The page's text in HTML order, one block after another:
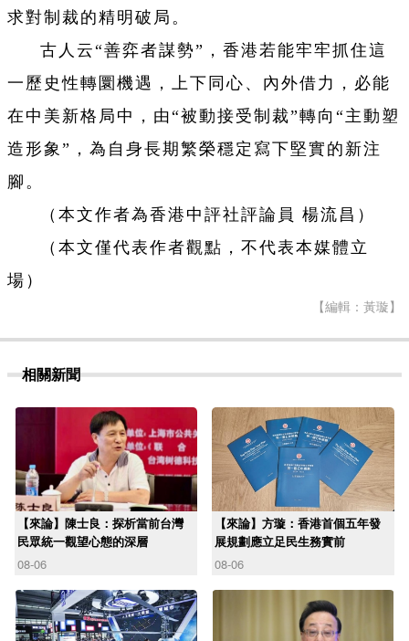
求對制裁的精明破局。
古人云“善弈者謀勢”，香港若能牢牢抓住這
一歷史性轉圜機遇，上下同心、內外借力，必能
在中美新格局中，由“被動接受制裁”轉向“主動塑
造形象”，為自身長期繁榮穩定寫下堅實的新注
腳。
（本文作者為香港中評社評論員 楊流昌）
（本文僅代表作者觀點，不代表本媒體立
場）
【編輯：黃璇】
相關新聞
【來論】陳士良：探析當前台灣
民眾統一觀望心態的深層
08-06
【來論】方璇：香港首個五年發
展規劃應立足民生務實前
08-06